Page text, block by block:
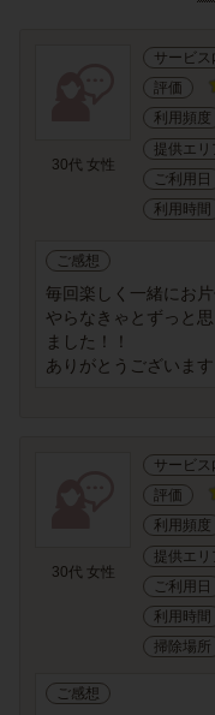
30代 女性
サービス
評価
利用頻度
提供エリ
ご利用日
利用時間
ご感想
毎回楽しく一緒にお
やらなきゃとずっと
ました！！
ありがとうございます
30代 女性
サービス
評価
利用頻度
提供エリ
ご利用日
利用時間
掃除場所
ご感想